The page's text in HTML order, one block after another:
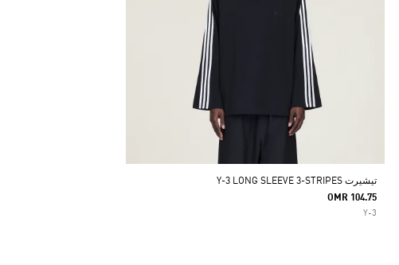
تيشيرت Y-3 LONG SLEEVE 3-STRIPES
OMR 104.75
Y-3